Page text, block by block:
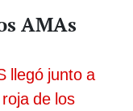
AMAs
llegó junto a
de los